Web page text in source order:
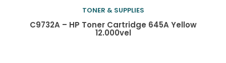
Toevoegen aan
TONER & SUPPLIES
C9732A – HP Toner Cartridge 645A Yellow
12.000vel